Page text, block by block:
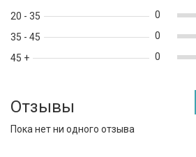
20 - 35
35 - 45
45 +
0
0
0
Отзывы
Пока нет ни одного отзыва